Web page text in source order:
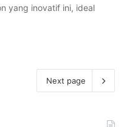
yang inovatif ini, ideal
Next page